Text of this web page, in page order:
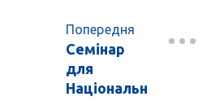
Попередня
Cемінар
для
Національн